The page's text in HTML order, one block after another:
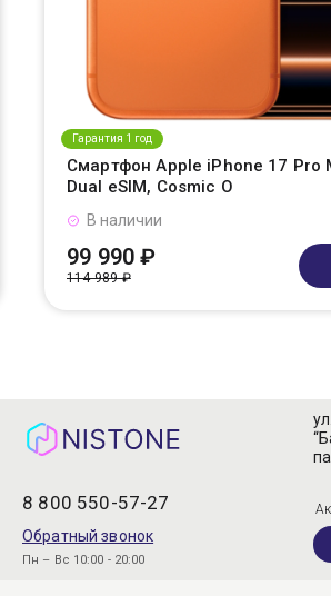
Гарантия 1 год
Смартфон Apple iPhone 17 Pro
Dual eSIM, Cosmic O
В наличии
99 990 ₽
114 989 ₽
8 800 550-57-27
Обратный звонок
Пн – Вс 10:00 - 20:00